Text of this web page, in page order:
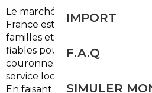
Le marché automobile à
France est dynamique :
familles et professionnels
fiables pour les trajets vers
couronne. Pour répondre à
service local propose un
En faisant appel à un courtier
IMPORT
F.A.Q
SIMULER